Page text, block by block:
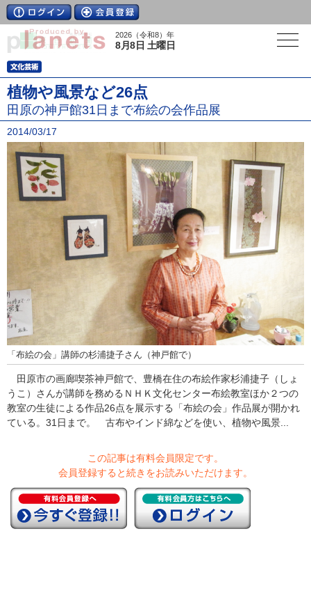
2026（令和8）年
8月8日 土曜日
植物や風景など26点
田原の神戸館31日まで布絵の会作品展
2014/03/17
「布絵の会」講師の杉浦捷子さん（神戸館で）
田原市の画廊喫茶神戸館で、豊橋在住の布絵作家杉浦捷子（しょ
うこ）さんが講師を務めるＮＨＫ文化センター布絵教室ほか２つの
教室の生徒による作品26点を展示する「布絵の会」作品展が開かれ
ている。31日まで。 古布やインド綿などを使い、植物や風景...
この記事は有料会員限定です。
会員登録すると続きをお読みいただけます。